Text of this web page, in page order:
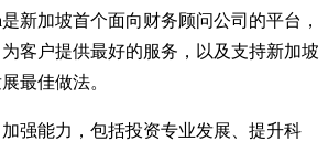
新加坡首个面向财务顾问公司的平台，
客户提供最好的服务，以及支持新加坡
最佳做法。
强能力，包括投资专业发展、提升科